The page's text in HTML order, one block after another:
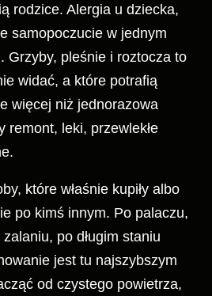
rodzice. Alergia u dziecka,
samopoczucie w jednym
Grzyby, pleśnie i roztocza to
widać, a które potrafią
więcej niż jednorazowa
remont, leki, przewlekłe
które właśnie kupiły albo
po kimś innym. Po palaczu,
po długim staniu
jest tu najszybszym
od czystego powietrza,